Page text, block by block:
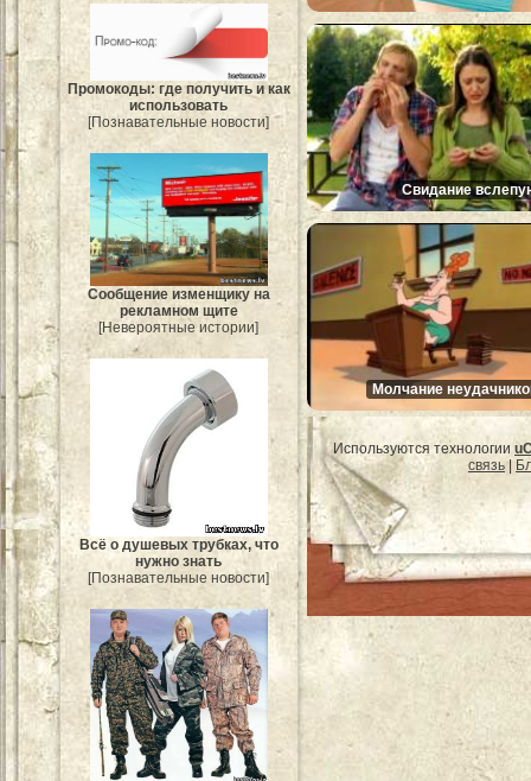
Промокоды: где получить и как
использовать
[Познавательные новости]
Сообщение изменщику на
рекламном щите
[Невероятные истории]
Всё о душевых трубках, что
нужно знать
[Познавательные новости]
Свидание
Молчание
Используются технологии
связь